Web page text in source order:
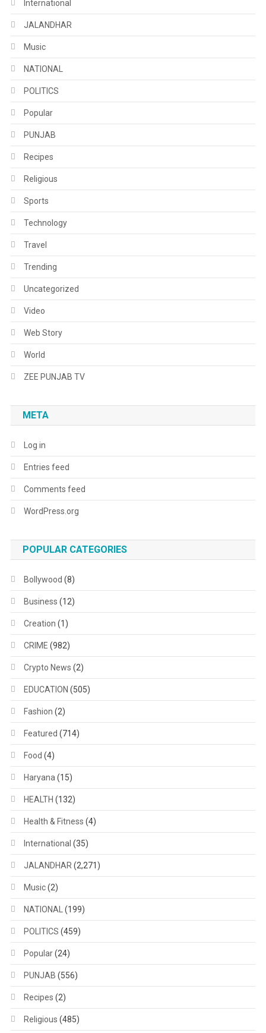
International
JALANDHAR
Music
NATIONAL
POLITICS
Popular
PUNJAB
Recipes
Religious
Sports
Technology
Travel
Trending
Uncategorized
Video
Web Story
World
ZEE PUNJAB TV
META
Log in
Entries feed
Comments feed
WordPress.org
POPULAR CATEGORIES
Bollywood (8)
Business (12)
Creation (1)
CRIME (982)
Crypto News (2)
EDUCATION (505)
Fashion (2)
Featured (714)
Food (4)
Haryana (15)
HEALTH (132)
Health & Fitness (4)
International (35)
JALANDHAR (2,271)
Music(2)
NATIONAL (199)
POLITICS (459)
Popular(24)
PUNJAB (556)
Recipes (2)
Religious (485)